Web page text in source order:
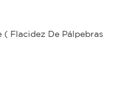
Flacidez De Pálpebras